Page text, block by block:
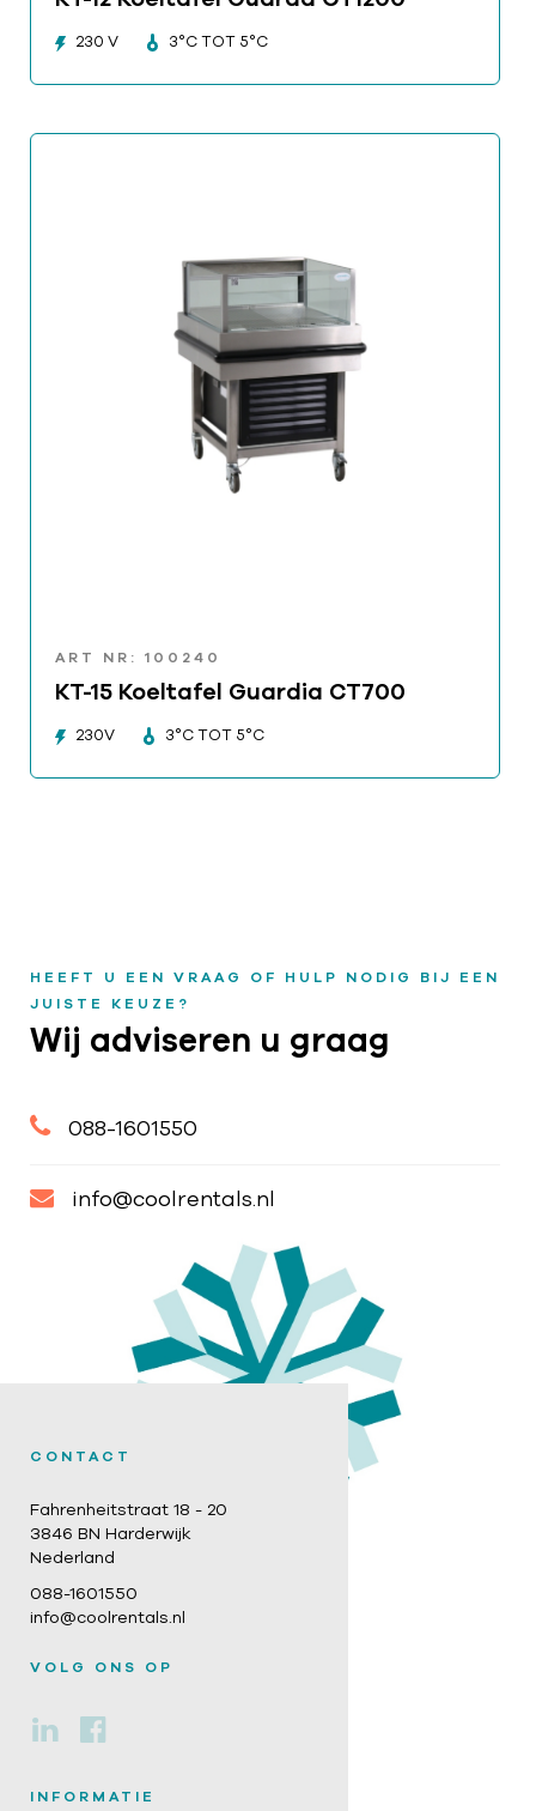
230 V 3°C TOT 5°C
ART NR: 100240
KT-15 Koeltafel Guardia CT700
230V 3°C TOT 5°C
HEEFT U EEN VRAAG OF HULP NODIG BIJ EEN
JUISTE KEUZE?
Wij adviseren u graag
088-1601550
info@coolrentals.nl
CONTACT
Fahrenheitstraat 18 - 20
3846 BN Harderwijk
Nederland
088-1601550
info@coolrentals.nl
VOLG ONS OP
INFORMATIE